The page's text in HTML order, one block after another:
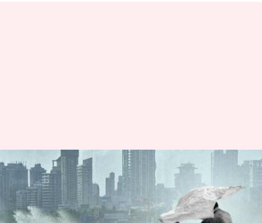
அடுத்த 5 நாட்களுக்கு
தமிழகத்தில் மழை
இருக்கும்: வானிலை
ஆய்வு மையம்